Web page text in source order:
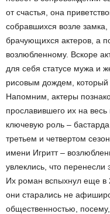
от счастья, она
собравшихся возле замка,
брачующихся актеров, а
возлюбленному. Вскоре
для себя статусе мужа и
рисовым дождем, который
Напомним, актеры
прославившего их на
ключевую роль –
третьем и четвертом
имени Игритт –
увлеклись, что перенесли
Их роман вспыхнул еще в
они старались не
общественностью,